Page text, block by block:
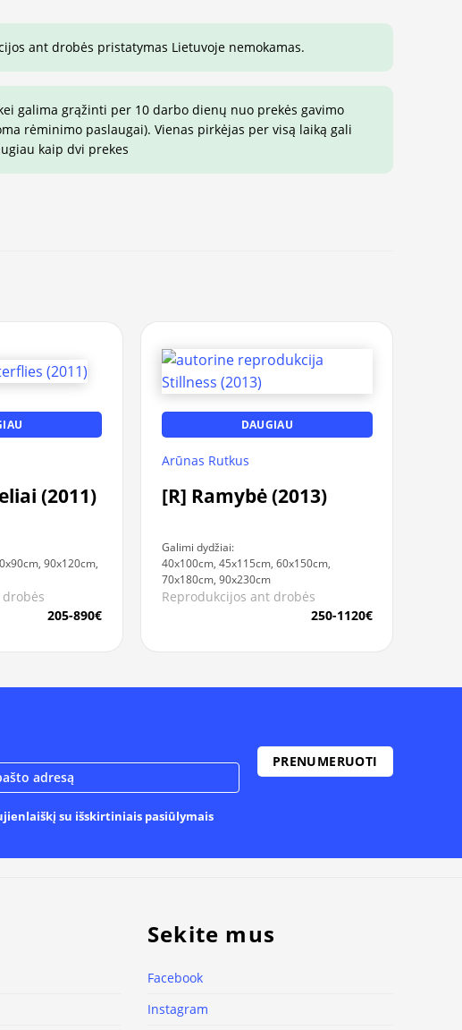
ant drobės pristatymas Lietuvoje nemokamas.
galima grąžinti per 10 darbo dienų nuo prekės gavimo
rėminimo paslaugai). Vienas pirkėjas per visą laiką gali
kaip dvi prekes
(2011)
90x120cm,
205-890€
DAUGIAU
Arūnas Rutkus
[R] Ramybė (2013)
Galimi dydžiai:
40x100cm, 45x115cm, 60x150cm,
70x180cm, 90x230cm
Reprodukcijos ant drobės
250-1120€
su išskirtiniais pasiūlymais
Sekite mus
Facebook
Instagram